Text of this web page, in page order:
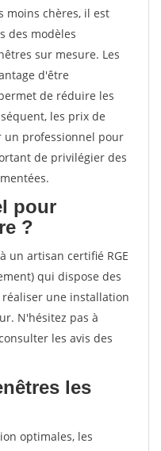
moins chères, il est
des modèles
sur mesure. Les
d'être
de réduire les
les prix de
un professionnel pour
de privilégier des
pour
?
un artisan certifié RGE
qui dispose des
une installation
N'hésitez pas à
les avis des
les
optimales, les